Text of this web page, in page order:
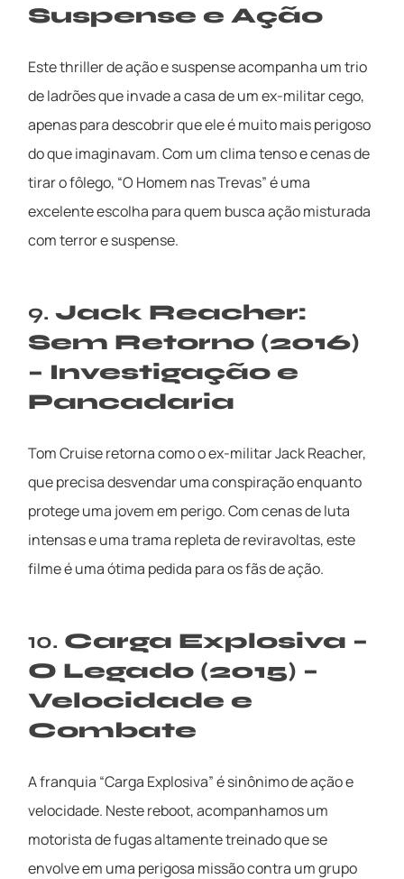
Suspense e Ação
Este thriller de ação e suspense acompanha um trio
de ladrões que invade a casa de um ex-militar cego,
apenas para descobrir que ele é muito mais perigoso
do que imaginavam. Com um clima tenso e cenas de
tirar o fôlego, “O Homem nas Trevas” é uma
excelente escolha para quem busca ação misturada
com terror e suspense.
9. Jack Reacher:
Sem Retorno (2016)
– Investigação e
Pancadaria
Tom Cruise retorna como o ex-militar Jack Reacher,
que precisa desvendar uma conspiração enquanto
protege uma jovem em perigo. Com cenas de luta
intensas e uma trama repleta de reviravoltas, este
filme é uma ótima pedida para os fãs de ação.
10. Carga Explosiva –
O Legado (2015) –
Velocidade e
Combate
A franquia “Carga Explosiva” é sinônimo de ação e
velocidade. Neste reboot, acompanhamos um
motorista de fugas altamente treinado que se
envolve em uma perigosa missão contra um grupo